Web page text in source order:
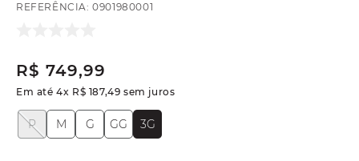
REFERÊNCIA:0901980001
R$ 749,99
Em até4x R$ 187,49 sem juros
3G
G GG
M
P